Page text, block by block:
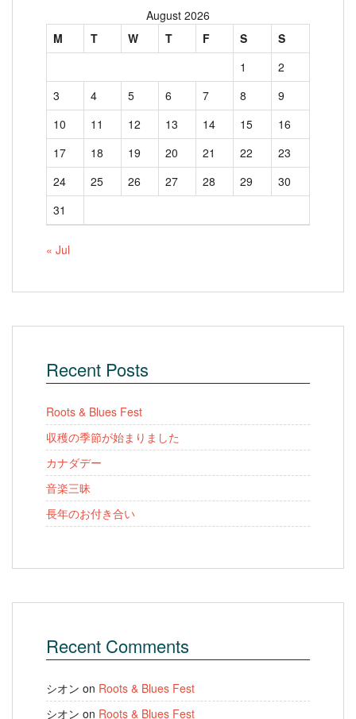
August 2026
M
T W T F S
S
1
2
3
4 5 6 7 8
9
10
11 12 13 14 15
16
17
18 19 20 21 22
23
24
25 26 27 28 29
30
31
« Jul
Recent Posts
Roots & Blues Fest
収穫の季節が始まりました
カナダデー
音楽三昧
長年のお付き合い
Recent Comments
シオン on Roots & Blues Fest
シオン on Roots & Blues Fest